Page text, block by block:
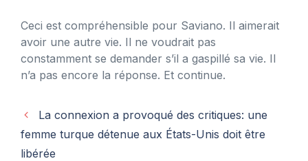
Ceci est compréhensible pour Saviano. Il aimerait
avoir une autre vie. Il ne voudrait pas
constamment se demander s’il a gaspillé sa vie. Il
n’a pas encore la réponse. Et continue.
La connexion a provoqué des critiques: une
femme turque détenue aux États-Unis doit être
libérée